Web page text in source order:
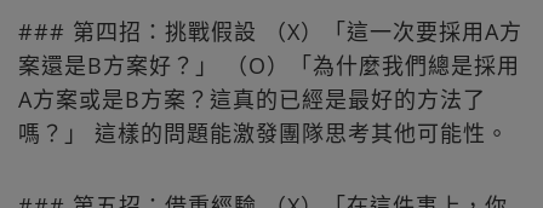
### 第四招：挑戰假設 （X）「這一次要採用A方
案還是B方案好？」 （O）「為什麼我們總是採用
A方案或是B方案？這真的已經是最好的方法了
嗎？」 這樣的問題能激發團隊思考其他可能性。